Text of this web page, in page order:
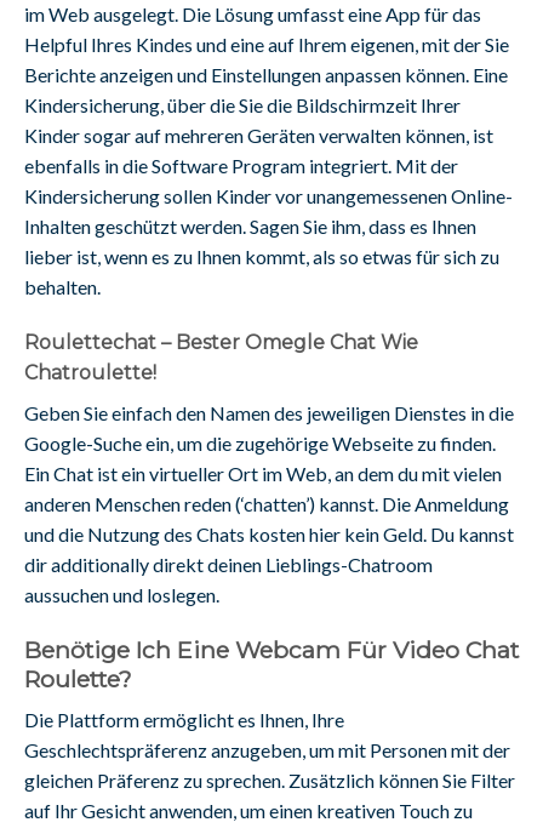
im Web ausgelegt. Die Lösung umfasst eine App für das
Helpful Ihres Kindes und eine auf Ihrem eigenen, mit der Sie
Berichte anzeigen und Einstellungen anpassen können. Eine
Kindersicherung, über die Sie die Bildschirmzeit Ihrer
Kinder sogar auf mehreren Geräten verwalten können, ist
ebenfalls in die Software Program integriert. Mit der
Kindersicherung sollen Kinder vor unangemessenen Online-
Inhalten geschützt werden. Sagen Sie ihm, dass es Ihnen
lieber ist, wenn es zu Ihnen kommt, als so etwas für sich zu
behalten.
Roulettechat – Bester Omegle Chat Wie
Chatroulette!
Geben Sie einfach den Namen des jeweiligen Dienstes in die
Google-Suche ein, um die zugehörige Webseite zu finden.
Ein Chat ist ein virtueller Ort im Web, an dem du mit vielen
anderen Menschen reden (‘chatten’) kannst. Die Anmeldung
und die Nutzung des Chats kosten hier kein Geld. Du kannst
dir additionally direkt deinen Lieblings-Chatroom
aussuchen und loslegen.
Benötige Ich Eine Webcam Für Video Chat
Roulette?
Die Plattform ermöglicht es Ihnen, Ihre
Geschlechtspräferenz anzugeben, um mit Personen mit der
gleichen Präferenz zu sprechen. Zusätzlich können Sie Filter
auf Ihr Gesicht anwenden, um einen kreativen Touch zu